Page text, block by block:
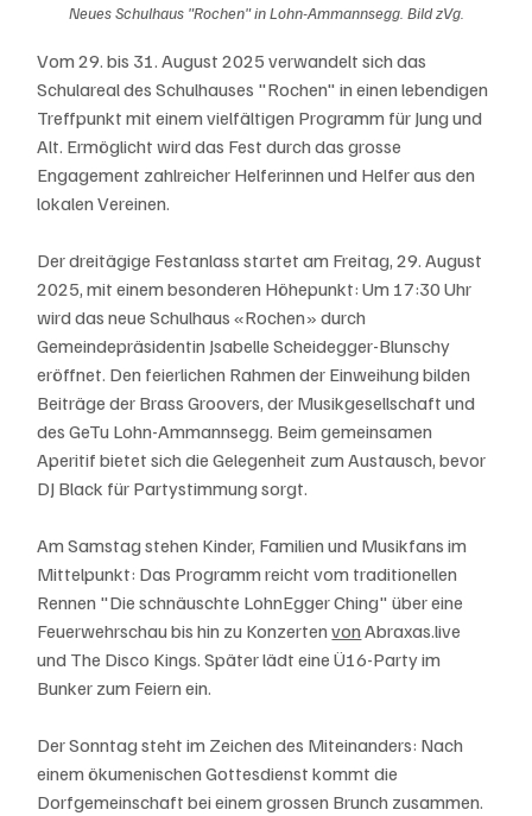
Neues Schulhaus "Rochen" in Lohn-Ammannsegg. Bild zVg.
Vom 29. bis 31. August 2025 verwandelt sich das
Schulareal des Schulhauses "Rochen" in einen lebendigen
Treffpunkt mit einem vielfältigen Programm für Jung und
Alt. Ermöglicht wird das Fest durch das grosse
Engagement zahlreicher Helferinnen und Helfer aus den
lokalen Vereinen.
Der dreitägige Festanlass startet am Freitag, 29. August
2025, mit einem besonderen Höhepunkt: Um 17:30 Uhr
wird das neue Schulhaus «Rochen» durch
Gemeindepräsidentin Jsabelle Scheidegger-Blunschy
eröffnet. Den feierlichen Rahmen der Einweihung bilden
Beiträge der Brass Groovers, der Musikgesellschaft und
des GeTu Lohn-Ammannsegg. Beim gemeinsamen
Aperitif bietet sich die Gelegenheit zum Austausch, bevor
DJ Black für Partystimmung sorgt.
Am Samstag stehen Kinder, Familien und Musikfans im
Mittelpunkt: Das Programm reicht vom traditionellen
Rennen "Die schnäuschte LohnEgger Ching" über eine
Feuerwehrschau bis hin zu Konzerten von Abraxas.live
und The Disco Kings. Später lädt eine Ü16-Party im
Bunker zum Feiern ein.
Der Sonntag steht im Zeichen des Miteinanders: Nach
einem ökumenischen Gottesdienst kommt die
Dorfgemeinschaft bei einem grossen Brunch zusammen.